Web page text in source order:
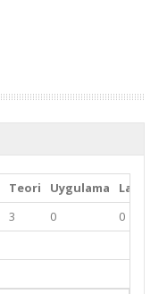
Teori Uygulama Lab
3 0 0